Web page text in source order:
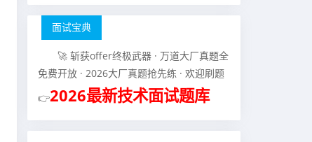
面试宝典
🚀 斩获offer终极武器 · 万道大厂真题全
免费开放 · 2026大厂真题抢先练 · 欢迎刷题
👉2026最新技术面试题库